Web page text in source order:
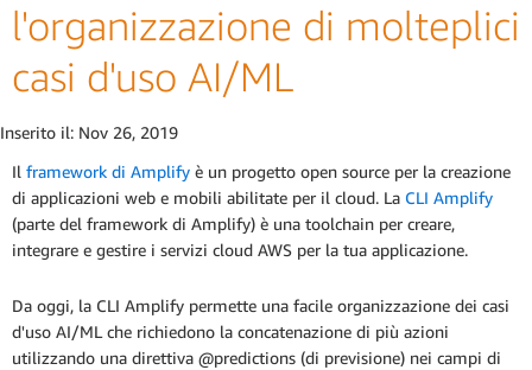
l'organizzazione di molteplici
casi d'uso AI/ML
Inserito il: Nov 26, 2019
Il framework di Amplify è un progetto open source per la creazione
di applicazioni web e mobili abilitate per il cloud. La CLI Amplify
(parte del framework di Amplify) è una toolchain per creare,
integrare e gestire i servizi cloud AWS per la tua applicazione.
Da oggi, la CLI Amplify permette una facile organizzazione dei casi
d'uso AI/ML che richiedono la concatenazione di più azioni
utilizzando una direttiva @predictions (di previsione) nei campi di